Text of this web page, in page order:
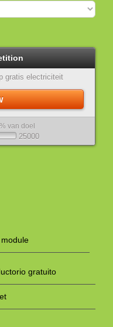
gratis electriciteit
van doel
25000
gratuito